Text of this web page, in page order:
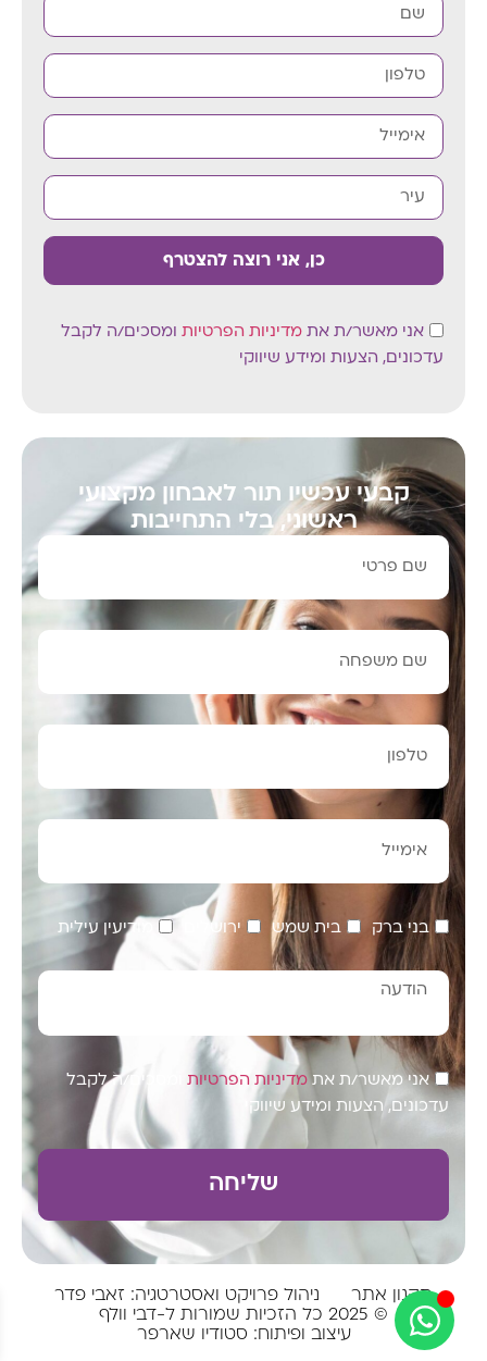
אני מאשר/ת את מדיניות הפרטיות ומסכים/ה לקבל
עדכונים, הצעות ומידע שיווקי
כן, אני רוצה להצטרף
קבעי עכשיו תור לאבחון מקצועי
ראשוני, בלי התחייבות
בני ברק בית שמש ירושלים מודיעין עילית
אני מאשר/ת את מדיניות הפרטיות ומסכים/ה לקבל
עדכונים, הצעות ומידע שיווקי
שליחה
ניהול פרויקט ואסטרטגיה: זאבי פדר
תקנון אתר
© 2025 כל הזכיות שמורות ל-דבי וולף
עיצוב ופיתוח: סטודיו שארפר